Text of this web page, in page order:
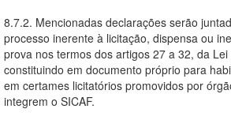
8.7.2. Mencionadas declarações serão
processo inerente à licitação, dispensa ou
prova nos termos dos artigos 27 a 32, da
constituindo em documento próprio para
em certames licitatórios promovidos por
integrem o SICAF.